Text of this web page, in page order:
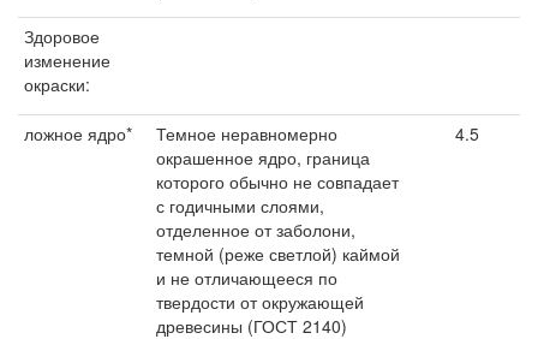
Здоровое
изменение
окраски:
ложное ядро*
Темное неравномерно
окрашенное ядро, граница
которого обычно не совпадает
с годичными слоями,
отделенное от заболони,
темной (реже светлой) каймой
и не отличающееся по
твердости от окружающей
древесины (ГОСТ 2140)
4.5